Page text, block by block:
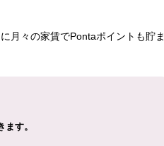
月々の家賃でPontaポイントも貯ま
す。